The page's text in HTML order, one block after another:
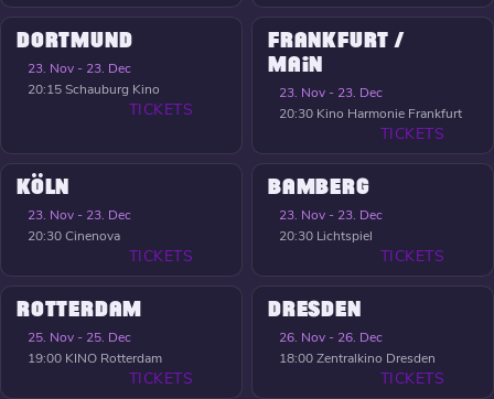
DORTMUND
23. Nov - 23. Dec
20:15Schauburg Kino
TICKETS
FRANKFURT /
MAIN
23. Nov - 23. Dec
20:30 Kino Harmonie Frankfurt
TICKETS
KÖLN
23. Nov - 23. Dec
20:30Cinenova
TICKETS
BAMBERG
23. Nov - 23. Dec
20:30 Lichtspiel
TICKETS
ROTTERDAM
25. Nov - 25. Dec
19:00 KINO Rotterdam
TICKETS
DRESDEN
26. Nov - 26. Dec
18:00Zentralkino Dresden
TICKETS